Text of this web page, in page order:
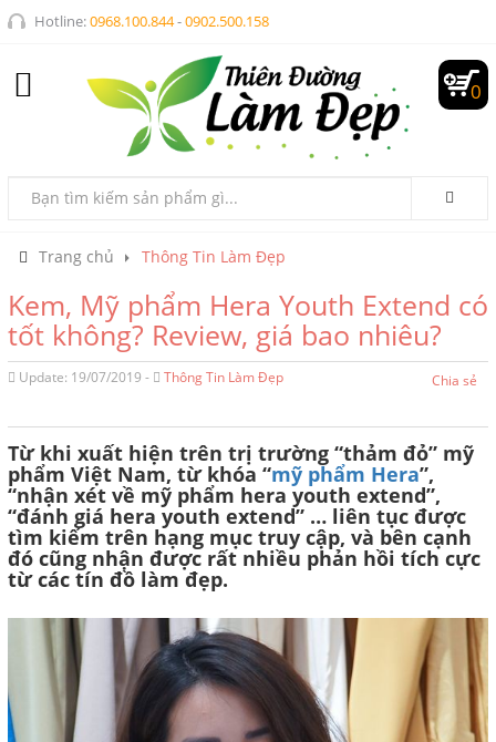
Hotline:0968.100.844-0902.500.158
0
Trang chủ Thông Tin Làm Đẹp
Kem, Mỹ phẩm Hera Youth Extend có
tốt không? Review, giá bao nhiêu?
Update: 19/07/2019 - Thông Tin Làm Đẹp Chia sẻ
Từ khi xuất hiện trên trị trường “thảm đỏ” mỹ
phẩm Việt Nam, từ khóa “mỹ phẩm Hera”,
“nhận xét về mỹ phẩm hera youth extend”,
“đánh giá hera youth extend” … liên tục được
tìm kiếm trên hạng mục truy cập, và bên cạnh
đó cũng nhận được rất nhiều phản hồi tích cực
từ các tín đồ làm đẹp.